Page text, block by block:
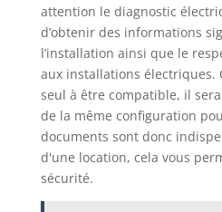
attention le diagnostic
d’obtenir des informations
l’installation ainsi que le
aux installations électriques.
seul à être compatible, il
de la même configuration
documents sont donc
d'une location, cela vous
sécurité.